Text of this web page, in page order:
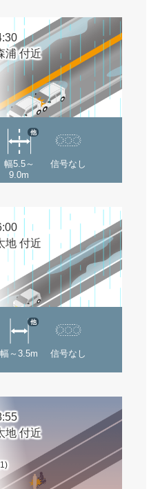
浦 付近
幅5.5～
9.0m
他
信号なし
地 付近
幅～3.5m
他
信号なし
地 付近